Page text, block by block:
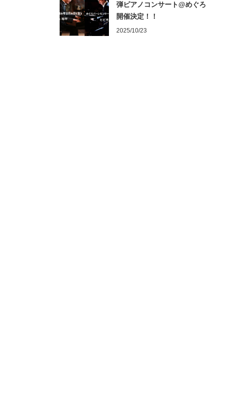
弾ピアノコンサート@めぐろ
開催決定！！
2025/10/23